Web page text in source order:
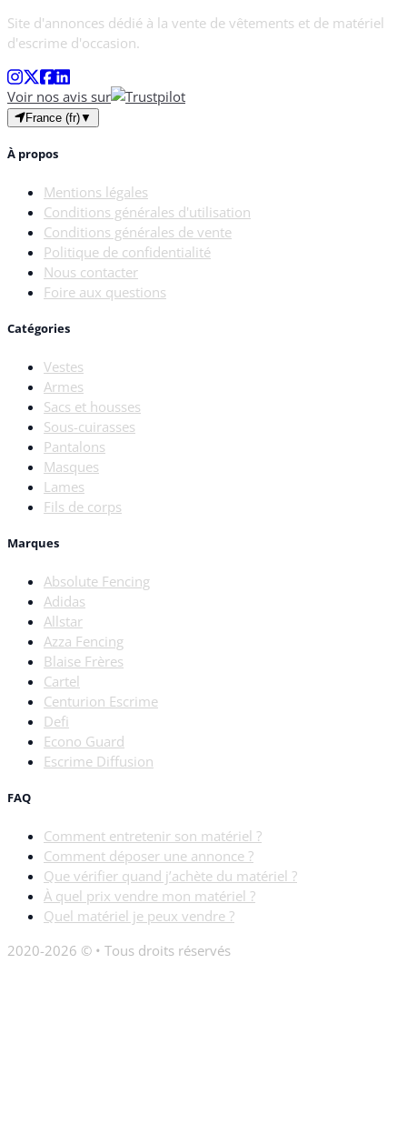
Site d'annonces dédié à la vente de vêtements et de matériel
d'escrime d'occasion.
Voir nos avis sur
France (fr)▼
À propos
Mentions légales
Conditions générales d'utilisation
Conditions générales de vente
Politique de confidentialité
Nous contacter
Foire aux questions
Catégories
Vestes
Armes
Sacs et housses
Sous-cuirasses
Pantalons
Masques
Lames
Fils de corps
Marques
Absolute Fencing
Adidas
Allstar
Azza Fencing
Blaise Frères
Cartel
Centurion Escrime
Defi
Econo Guard
Escrime Diffusion
FAQ
Comment entretenir son matériel ?
Comment déposer une annonce ?
Que vérifier quand j’achète du matériel ?
À quel prix vendre mon matériel ?
Quel matériel je peux vendre ?
2020-2026 © • Tous droits réservés